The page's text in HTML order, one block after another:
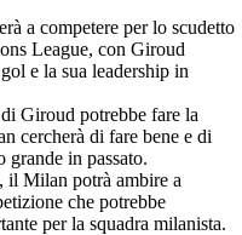
a competere per lo scudetto
League, con Giroud
e la sua leadership in
Giroud potrebbe fare la
cercherà di fare bene e di
grande in passato.
il Milan potrà ambire a
che potrebbe
per la squadra milanista.